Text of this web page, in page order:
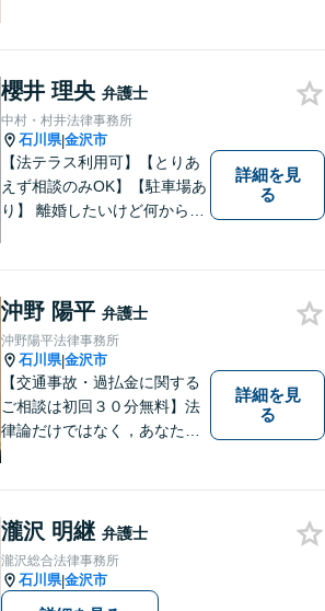
弁護士が介入することで賠償
金の大幅な増額が実現できる
ケースあり」【休日・夜間相
談可】
櫻井 理央 弁護士
中村・村井法律事務所
石川県|金沢市
【法テラス利用可】【とりあ
えず相談のみOK】【駐車場あ
り】 離婚したいけど何から始
詳細を見
る
沖野 陽平 弁護士
沖野陽平法律事務所
石川県|金沢市
【交通事故・過払金に関する
ご相談は初回３０分無料】法
律論だけではなく，あなたの
詳細を見
る
瀧沢 明継 弁護士
瀧沢総合法律事務所
石川県|金沢市